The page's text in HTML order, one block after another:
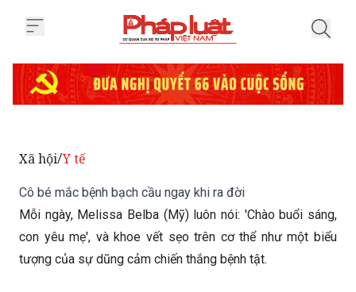
Cô bé mắc bệnh bạch cầu ngay khi ra đời
con yêu mẹ', và khoe vết sẹo trên cơ thể như một biểu
tượng của sự dũng cảm chiến thắng bệnh tật.
Thứ Ba 21/01/2020 12:52